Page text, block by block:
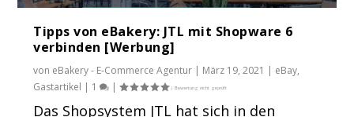
Tipps von eBakery: JTL mit Shopware 6
verbinden [Werbung]
von eBakery - E-Commerce Agentur | März 19, 2021 | eBay,
Gastartikel | 1 |
Das Shopsystem JTL hat sich in den